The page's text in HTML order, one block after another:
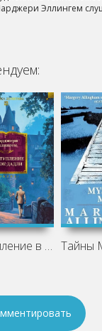
Эллингем
Преступление в Блэк-Дадли - Марджери